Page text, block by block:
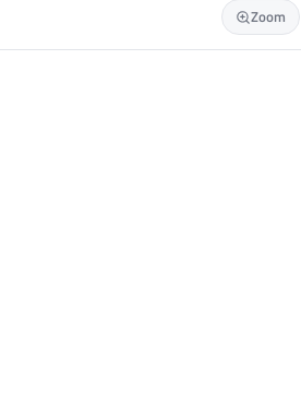
Zoom